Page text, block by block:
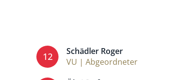
12
Schädler Roger
VU | Abgeordneter